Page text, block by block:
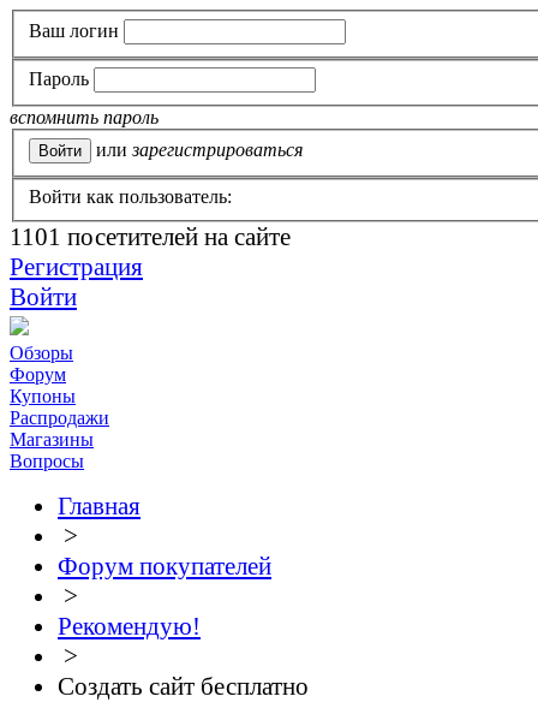
Ваш логин
Пароль
вспомнить пароль
или зарегистрироваться
Войти как пользователь:
1101 посетителей на сайте
Регистрация
Войти
Обзоры
Форум
Купоны
Распродажи
Магазины
Вопросы
Главная
>
Форум покупателей
>
Рекомендую!
>
Создать сайт бесплатно